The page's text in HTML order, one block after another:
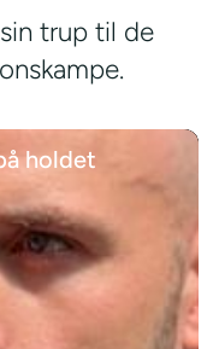
trup til de
holdet